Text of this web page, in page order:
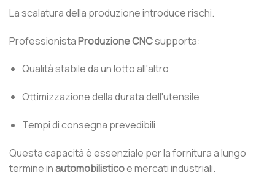
La scalatura della produzione introduce rischi.
ProfessionistaProduzione CNCsupporta:
Qualità stabile da un lotto all'altro
Ottimizzazione della durata dell'utensile
Tempi di consegna prevedibili
Questa capacità è essenziale per la fornitura a lungo
termine in automobilisticoe mercati industriali.